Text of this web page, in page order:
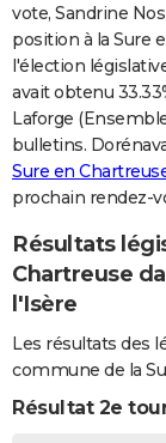
Dictionnaire
Biographies
Citations
Expressions
Proverbes
PROGRAMME TV
COPAINS D'AVANT
S'inscrire
Se connecter
Lycées
Collèges
Primaires
Universités
Entreprises
Service militaire
Avis de recherche
AVIS DE DÉCÈS
FORUM
vote, Sandrine
position à la Sure
l'élection
avait obtenu
Laforge
bulletins.
Sure en
prochain rendez-
Résultats
Chartreuse
l'Isère
Les résultats des
commune de la
Résultat 2e